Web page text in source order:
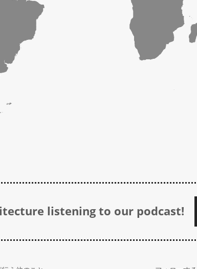
listening to our podcast!